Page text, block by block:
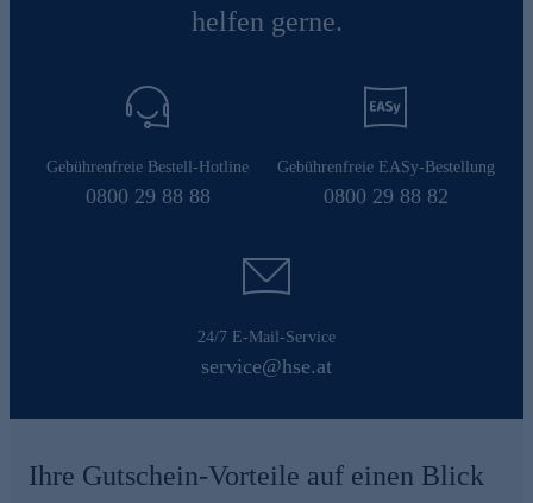
helfen gerne.
Gebührenfreie Bestell-Hotline
0800 29 88 88
Gebührenfreie EASy-Bestellung
0800 29 88 82
24/7 E-Mail-Service
service@hse.at
Ihre Gutschein-Vorteile auf einen Blick